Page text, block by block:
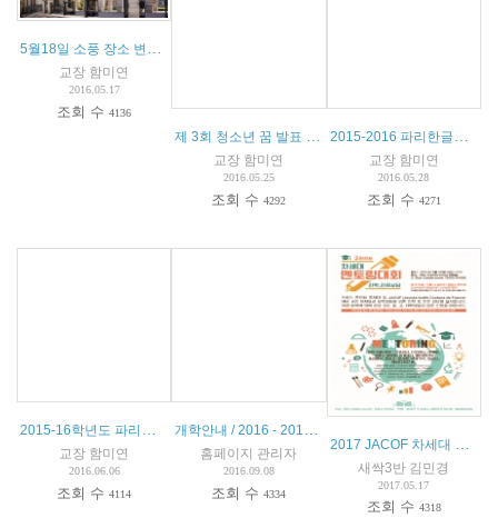
5월18일 소풍 장소 변경 안내
교장 함미연
2016.05.17
조회 수4136
제 3회 청소년 꿈 발표 제전 참가 안내
교장 함미연
2016.05.25
조회 수4292
2015-2016 파리한글학교 종업식 및 특활공연 안내
교장 함미연
2016.05.28
조회 수 4271
2015-16학년도 파리한글학교 글짓기 대회 수상자 명단
교장 함미연
2016.06.06
조회 수4114
개학안내 / 2016 - 2017 학년도
홈페이지 관리자
2016.09.08
조회 수4334
새싹3반 김민경
2017.05.17
조회 수 4318